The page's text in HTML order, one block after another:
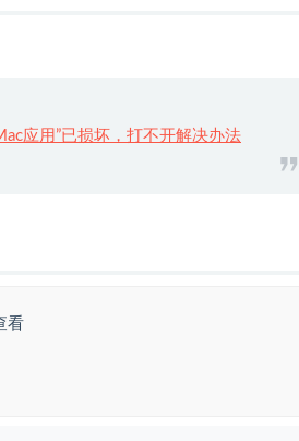
应用”已损坏，打不开解决办法
看